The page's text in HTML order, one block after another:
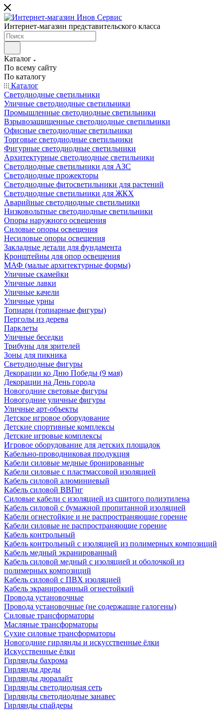
Интернет-магазин представительского класса
Каталог
По всему сайту
По каталогу
Каталог
Светодиодные светильники
Уличные светодиодные светильники
Промышленные светодиодные светильники
Взрывозащищенные светодиодные светильники
Офисные светодиодные светильники
Торговые светодиодные светильники
Фигурные светодиодные светильники
Архитектурные светодиодные светильники
Светодиодные светильники для АЗС
Светодиодные прожекторы
Светодиодные фитосветильники для растений
Светодиодные светильники для ЖКХ
Аварийные светодиодные светильники
Низковольтные светодиодные светильники
Опоры наружного освещения
Силовые опоры освещения
Несиловые опоры освещения
Закладные детали для фундамента
Кронштейны для опор освещения
МАФ (малые архитектурные формы)
Уличные скамейки
Уличные лавки
Уличные качели
Уличные урны
Топиари (топиарные фигуры)
Перголы из дерева
Парклеты
Уличные беседки
Трибуны для зрителей
Зоны для пикника
Светодиодные фигуры
Декорации ко Дню Победы (9 мая)
Декорации на День города
Новогодние световые фигуры
Новогодние уличные фигуры
Уличные арт-объекты
Детское игровое оборудование
Детские спортивные комплексы
Детские игровые комплексы
Игровое оборудование для детских площадок
Кабельно-проводниковая продукция
Кабели силовые медные бронированные
Кабели силовые с пластмассовой изоляцией
Кабель силовой алюминиевый
Кабель силовой ВВГнг
Силовые кабели с изоляцией из сшитого полиэтилена
Кабель силовой с бумажной пропитанной изоляцией
Кабели огнестойкие и не распространяющие горение
Кабели силовые не распространяющие горение
Кабель контрольный
Кабель контрольный с изоляцией из полимерных композиций
Кабель медный экранированный
Кабель силовой медный с изоляцией и оболочкой из
полимерных композиций
Кабель силовой с ПВХ изоляцией
Кабель экранированный огнестойкий
Провода установочные
Провода установочные (не содержащие галогены)
Силовые трансформаторы
Масляные трансформаторы
Сухие силовые трансформаторы
Новогодние гирлянды и искусственные ёлки
Искусственные ёлки
Гирлянды бахрома
Гирлянды дреды
Гирлянды дюралайт
Гирлянды светодиодная сеть
Гирлянды светодиодные занавес
Гирлянды спайдеры